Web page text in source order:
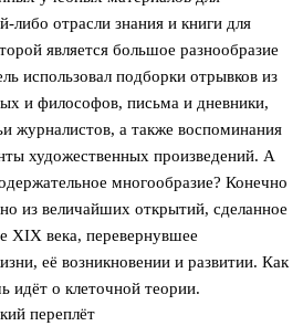
либо отрасли знания и книги для
является большое разнообразие
использовал подборки отрывков из
и философов, письма и дневники,
журналистов, а также воспоминания
художественных произведений. А
многообразие? Конечно
из величайших открытий, сделанное
XIX века, перевернувшее
её возникновении и развитии. Как
идёт о клеточной теории.
переплёт